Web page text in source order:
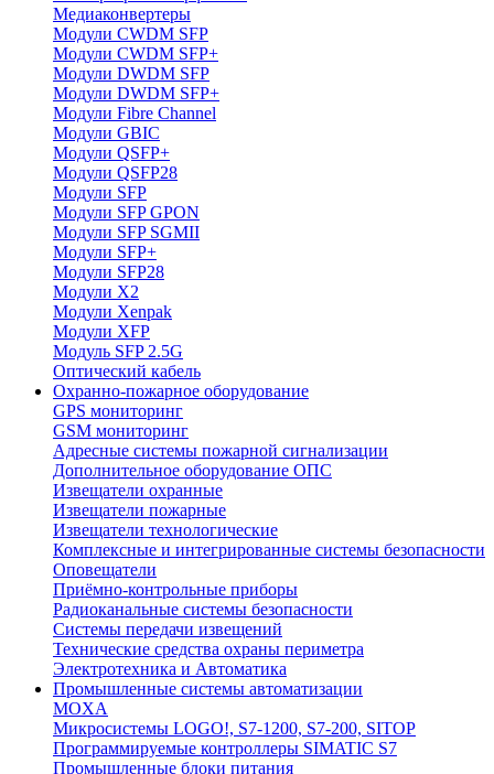
Медиаконвертеры
Модули CWDM SFP
Модули CWDM SFP+
Модули DWDM SFP
Модули DWDM SFP+
Модули Fibre Channel
Модули GBIC
Модули QSFP+
Модули QSFP28
Модули SFP
Модули SFP GPON
Модули SFP SGMII
Модули SFP+
Модули SFP28
Модули X2
Модули Xenpak
Модули XFP
Модуль SFP 2.5G
Оптический кабель
Охранно-пожарное оборудование
GPS мониторинг
GSM мониторинг
Адресные системы пожарной сигнализации
Дополнительное оборудование ОПС
Извещатели охранные
Извещатели пожарные
Извещатели технологические
Комплексные и интегрированные системы безопасноcти
Оповещатели
Приёмно-контрольные приборы
Радиоканальные системы безопасности
Системы передачи извещений
Технические средства охраны периметра
Электротехника и Автоматика
Промышленные системы автоматизации
MOXA
Микросистемы LOGO!, S7-1200, S7-200, SITOP
Программируемые контроллеры SIMATIC S7
Промышленные блоки питания